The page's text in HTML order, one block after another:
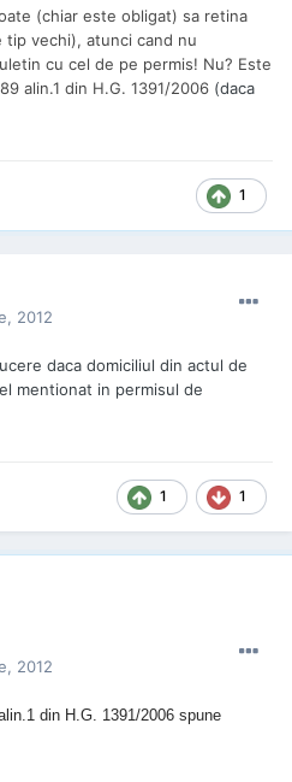
(chiar este obligat) sa retina
vechi), atunci cand nu
cu cel de pe permis! Nu? Este
alin.1 din H.G. 1391/2006 (daca
1
2012
daca domiciliul din actul de
mentionat in permisul de
1 1
2012
din H.G. 1391/2006 spune